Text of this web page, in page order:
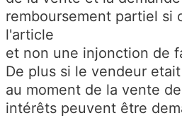
remboursement partiel si
l'article
et non une injonction de
De plus si le vendeur
au moment de la vente
intérêts peuvent être